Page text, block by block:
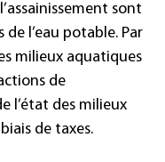
sont
l’eau potable. Par
milieux aquatiques
de
l’état des milieux
de taxes.